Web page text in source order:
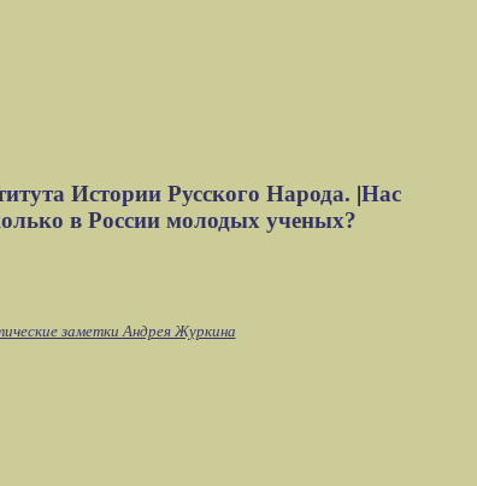
Истории Русского Народа. |Нас
в России молодых ученых?
заметки Андрея Журкина